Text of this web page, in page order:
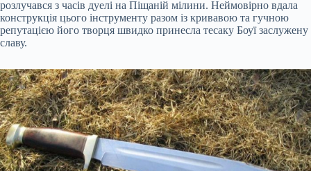
розлучався з часів дуелі на Піщаній мілини. Неймовірно вдала
конструкція цього інструменту разом із кривавою та гучною
репутацією його творця швидко принесла тесаку Боуї заслужену
славу.